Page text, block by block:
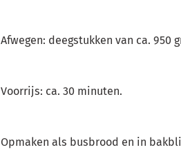
Afwegen: deegstukken van ca. 950
Voorrijs: ca. 30 minuten.
Opmaken als busbrood en in